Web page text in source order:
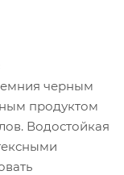
черным
продуктом
Водостойкая